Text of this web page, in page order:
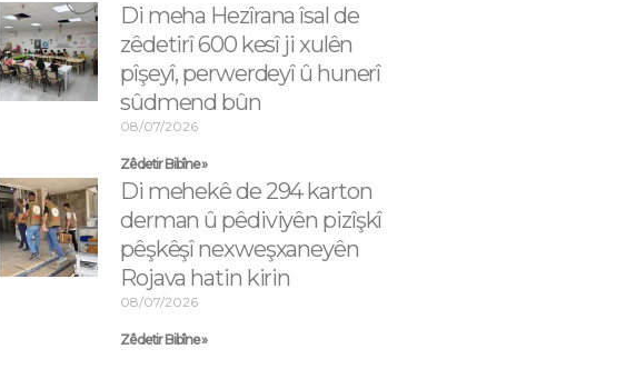
Di meha Hezîrana îsal de
zêdetirî 600 kesî ji xulên
pîşeyî, perwerdeyî û hunerî
sûdmend bûn
08/07/2026
Zêdetir Bibîne »
Di mehekê de 294 karton
derman û pêdiviyên pizîşkî
pêşkêşî nexweşxaneyên
Rojava hatin kirin
08/07/2026
Zêdetir Bibîne »